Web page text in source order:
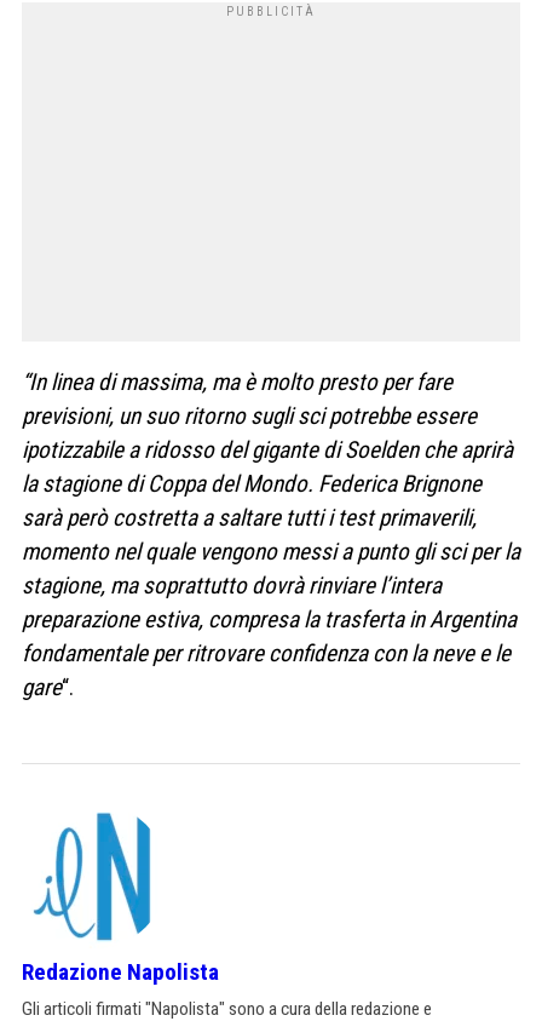
“In linea di massima, ma è molto presto per fare
previsioni, un suo ritorno sugli sci potrebbe essere
ipotizzabile a ridosso del gigante di Soelden che aprirà
la stagione di Coppa del Mondo. Federica Brignone
sarà però costretta a saltare tutti i test primaverili,
momento nel quale vengono messi a punto gli sci per la
stagione, ma soprattutto dovrà rinviare l’intera
preparazione estiva, compresa la trasferta in Argentina
fondamentale per ritrovare confidenza con la neve e le
gare“.
Redazione Napolista
Gli articoli firmati "Napolista" sono a cura della redazione e